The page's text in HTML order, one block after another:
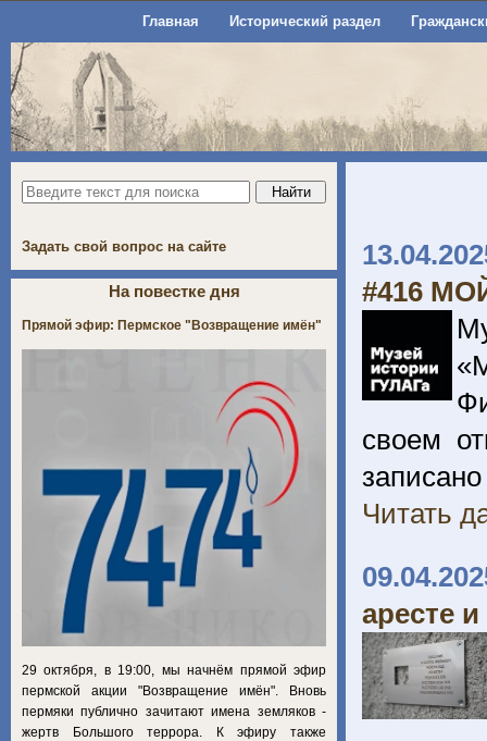
Главная Исторический раздел
#416
своем
Читать
аресте
Задать свой вопрос на сайте
На повестке дня
Прямой эфир: Пермское "Возвращение имён"
29 октября, в 19:00, мы начнём прямой эфир
пермской акции "Возвращение имён". Вновь
пермяки публично зачитают имена земляков -
жертв Большого террора. К эфиру также